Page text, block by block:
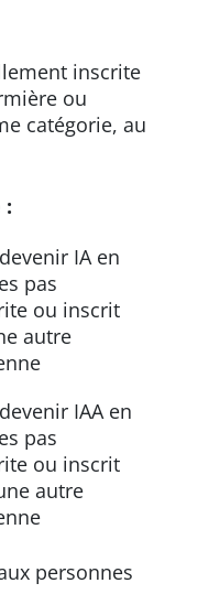
inscrite
ou
catégorie, au
:
IA en
pas
ou inscrit
autre
IAA en
pas
ou inscrit
autre
personnes